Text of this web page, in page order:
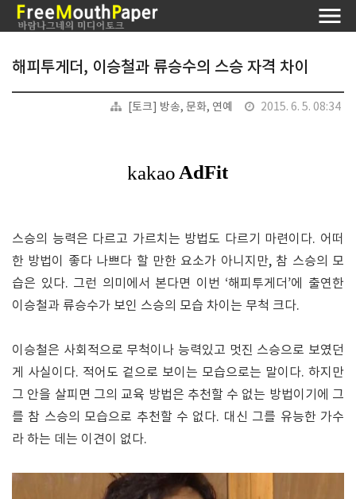
해피투게더, 이승철과 류승수의 스승 자격 차이
[토크] 방송, 문화, 연예 2015. 6. 5. 08:34
스승의 능력은 다르고 가르치는 방법도 다르기 마련이다. 어떠
한 방법이 좋다 나쁘다 할 만한 요소가 아니지만, 참 스승의 모
습은 있다. 그런 의미에서 본다면 이번 ‘해피투게더’에 출연한
이승철과 류승수가 보인 스승의 모습 차이는 무척 크다.
이승철은 사회적으로 무척이나 능력있고 멋진 스승으로 보였던
게 사실이다. 적어도 겉으로 보이는 모습으로는 말이다. 하지만
그 안을 살피면 그의 교육 방법은 추천할 수 없는 방법이기에 그
를 참 스승의 모습으로 추천할 수 없다. 대신 그를 유능한 가수
라 하는 데는 이견이 없다.